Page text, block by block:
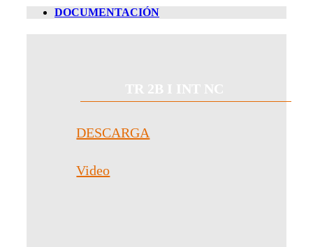
DOCUMENTACIÓN
DESCARGA
Video